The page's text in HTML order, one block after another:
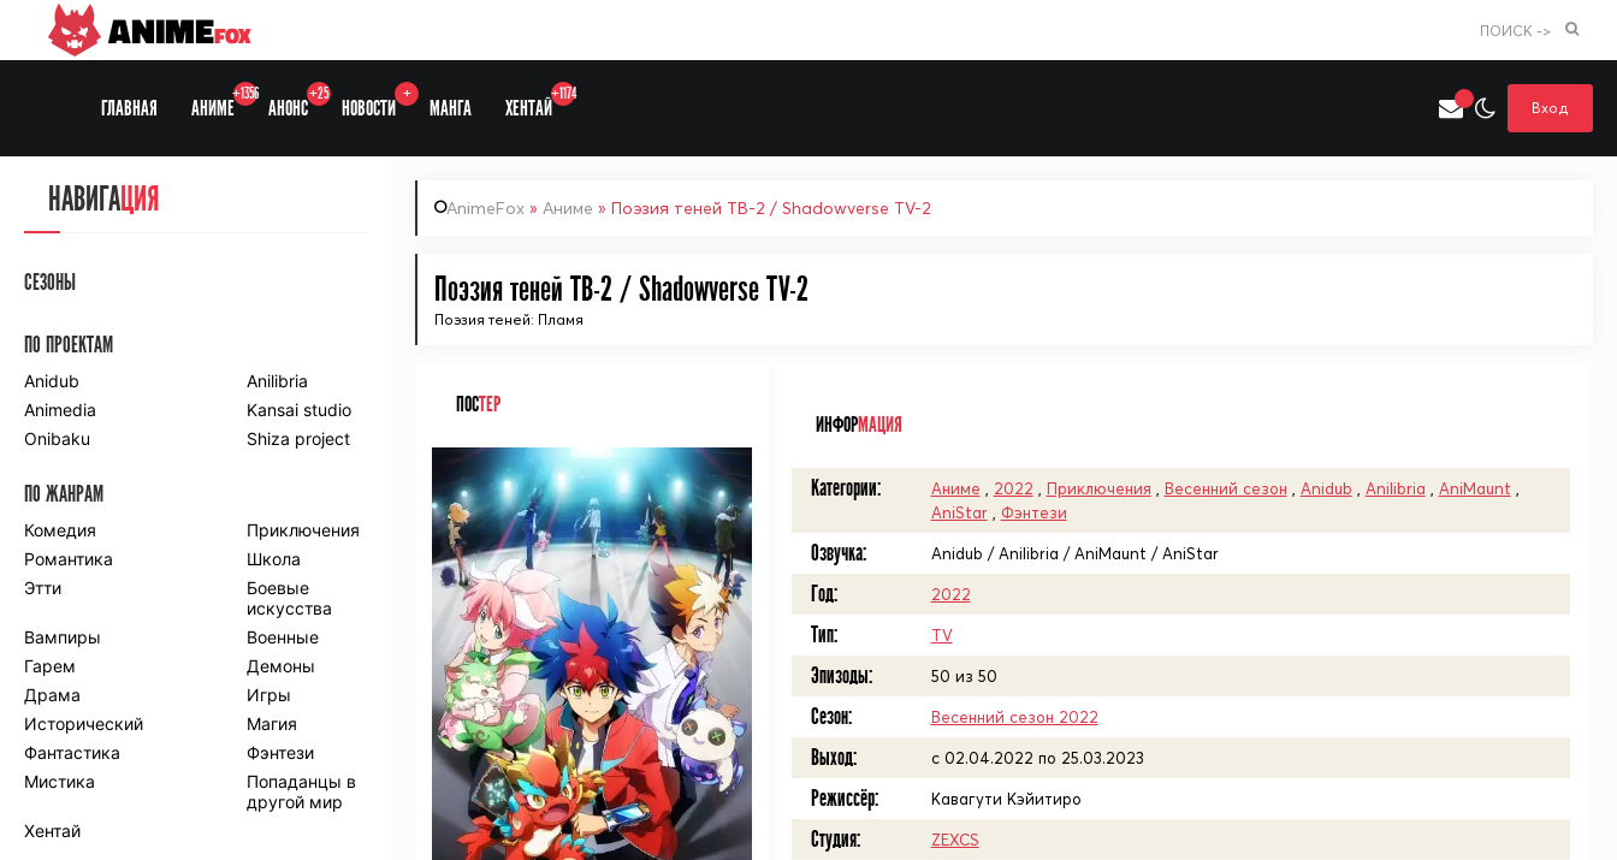
ANIMEFOX ПОИСК ->
ГЛАВНАЯ АНИМЕ
+1356
АНОНС
+25
НОВОСТИ
+
МАНГА ХЕНТАЙ
+1174
Вход
AnimeFox » Аниме » Поэзия теней ТВ-2 / Shadowverse TV-2
Поэзия теней ТВ-2 / Shadowverse TV-2
Поэзия теней: Пламя
ПОСТЕР
ИНФОРМАЦИЯ
Категории: Аниме 2022 Приключения Весенний сезон Anidub Anilibria AniMaunt
AniStar, Фэнтези
Озвучка: Anidub / Anilibria / AniMaunt / AniStar
Год: 2022
Тип: TV
Эпизоды: 50 из 50
Сезон: Весенний сезон 2022
Выход: c 02.04.2022 по 25.03.2023
Режиссёр: Кавагути Кэйитиро
Студия: ZEXCS
НАВИГАЦИЯ
СЕЗОНЫ
ПО ПРОЕКТАМ
Anidub
Anilibria
Animedia
Kansai studio
Onibaku
Shiza project
ПО ЖАНРАМ
Комедия
Приключения
Романтика
Школа
Этти
Боевые
искусства
Вампиры
Военные
Гарем
Демоны
Драма
Игры
Исторический
Магия
Фантастика
Фэнтези
Мистика
Попаданцы в
другой мир
Хентай